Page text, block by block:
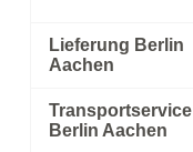
Lieferung Berlin
Aachen
Transportservice
Berlin Aachen